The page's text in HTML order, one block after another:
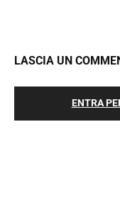
LASCIA UN
ENTRA